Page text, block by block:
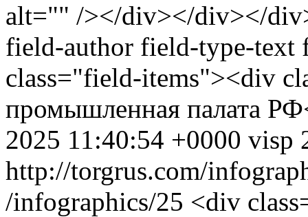
alt="" /></div></div></
field-author field-type-
class="field-items"><div
промышленная палата
2025 11:40:54 +0000 visp
http://torgrus.com/
/infographics/25 <div